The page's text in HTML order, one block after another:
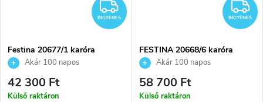
INGYENES
INGYENES
Festina 20677/1 karóra
Akár 100 napos
visszaküldési lehetőség. Hivatalos
márkakereskedő.
42 300 Ft
Külső raktáron
INGYENES
FESTINA 20668/6 karóra
Akár 100 napos
visszaküldési lehetőség. Hivatalos
márkakereskedő.
58 700 Ft
Külső raktáron